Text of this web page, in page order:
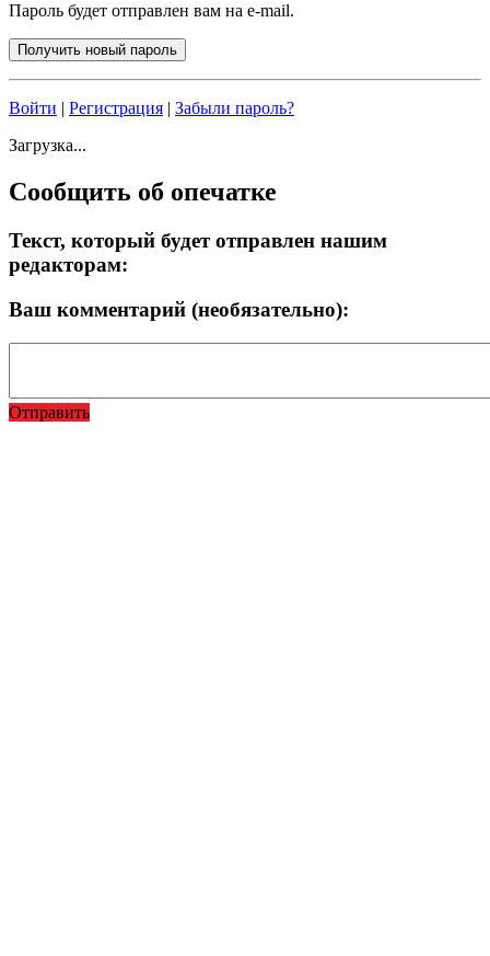
Пароль будет отправлен вам на e-mail.
Войти Регистрация
Забыли пароль?
Загрузка...
Сообщить об опечатке
Текст, который будет отправлен нашим
редакторам:
Ваш комментарий (необязательно):
Отправить